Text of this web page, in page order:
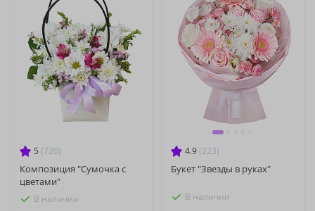
5 (720)
Композиция "Сумочка с
цветами"
В наличии
4.9 (223)
Букет "Звезды в руках"
В наличии